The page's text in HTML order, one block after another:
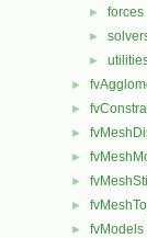
► forces
►
►
►
►
►
►
►
►
► fvModels